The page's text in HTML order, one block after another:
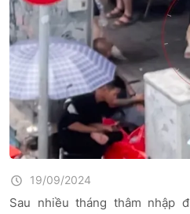
19/09/2024
Sau nhiều tháng thâm nhập